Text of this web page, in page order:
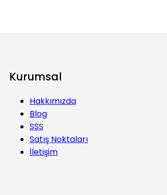
Kurumsal
Hakkımızda
Blog
SSS
Satış Noktaları
İletişim